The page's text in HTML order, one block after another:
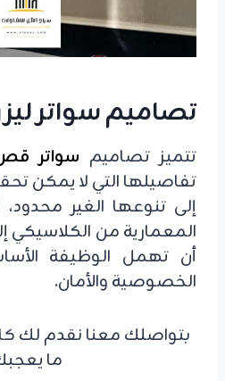
تصاميم سواتر
تتميز تصاميم سواتر
تفاصيلها التي لا يمكن
إلى تنوعها الغير
المعمارية من الكلاسيكي
أن تهمل الوظيفة
الخصوصية والأمان.
بتواصلك معنا نقدم لك
ما